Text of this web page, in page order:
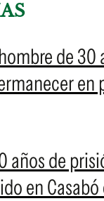
de 30
años de
en Casabó